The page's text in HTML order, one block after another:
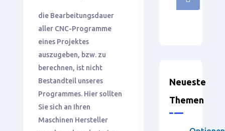
die Bearbeitungsdauer
aller CNC-Programme
eines Projektes
auszugeben, bzw. zu
berechnen, ist nicht
Bestandteil unseres
Programmes. Hier sollten
Sie sich an Ihren
Maschinen Hersteller
Neueste
Themen